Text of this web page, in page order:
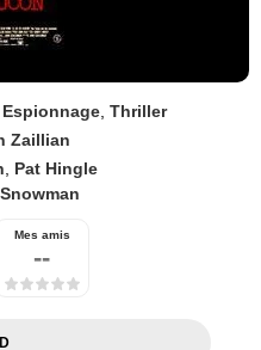
Espionnage Thriller
Zaillian
Pat Hingle
Mes amis
--